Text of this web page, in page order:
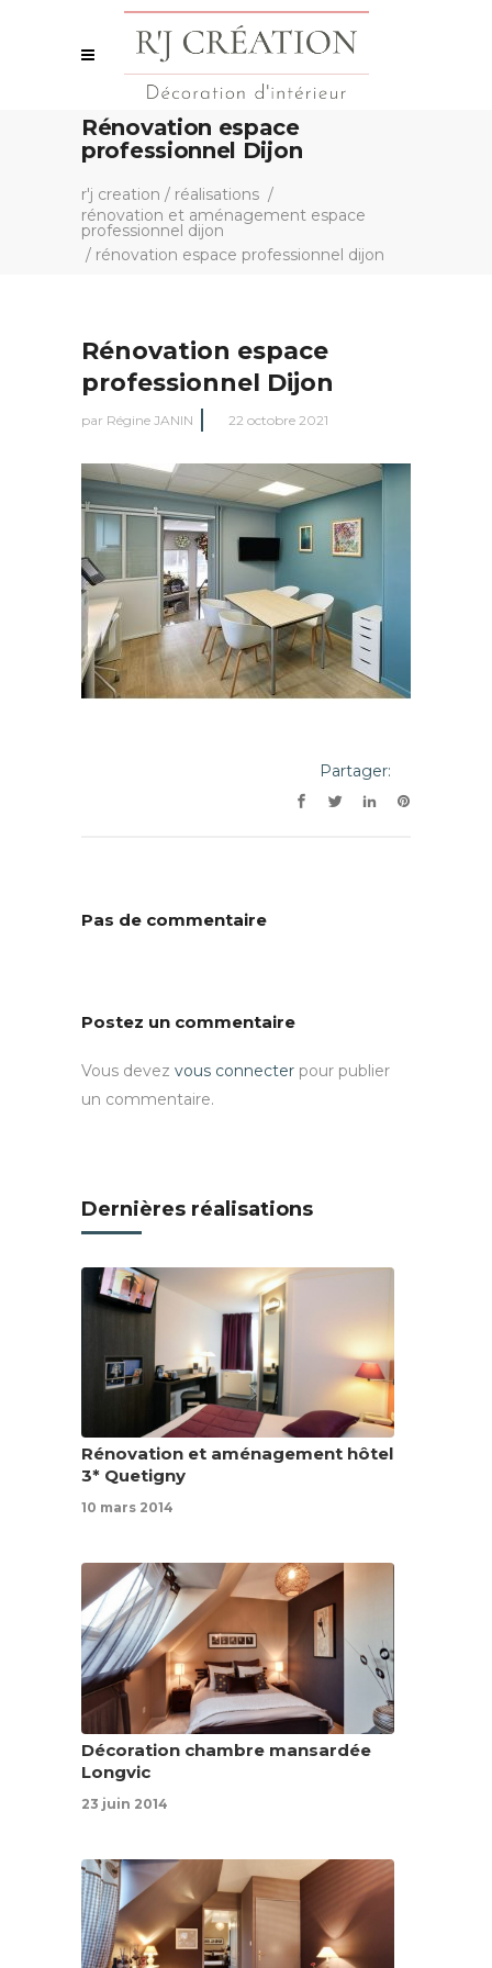
Rénovation espace
professionnel Dijon
r'j creation / réalisations /
rénovation et aménagement espace
professionnel dijon
/ rénovation espace professionnel dijon
Rénovation espace
professionnel Dijon
par Régine JANIN 22 octobre 2021
Partager:
Pas de commentaire
Postez un commentaire
Vous devez vous connecter pour publier
un commentaire.
Dernières réalisations
Rénovation et aménagement hôtel
3* Quetigny
10 mars 2014
Décoration chambre mansardée
Longvic
23 juin 2014